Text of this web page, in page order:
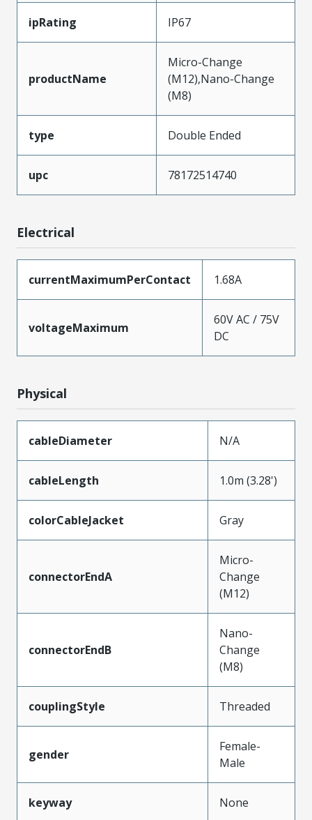
ipRating IP67
productName
Micro-Change
(M12),Nano-Change
(M8)
type Double Ended
upc 78172514740
Electrical
currentMaximumPerContact 1.68A
voltageMaximum
60V AC / 75V
DC
Physical
cableDiameter N/A
cableLength 1.0m (3.28')
colorCableJacket Gray
connectorEndA
Micro-
Change
(M12)
connectorEndB
Nano-
Change
(M8)
couplingStyle Threaded
gender
Female-
Male
keyway None